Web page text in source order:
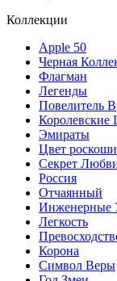
Коллекции
Apple 50
Черная
Флагман
Легенды
Повелитель
Королевские
Эмираты
Цвет роскоши
Секрет
Россия
Отчаянный
Инженерные
Легкость
Корона
Символ Веры